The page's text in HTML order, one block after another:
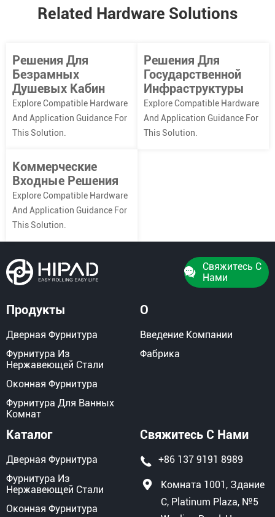
Related Hardware Solutions
Решения Для
Безрамных
Душевых Кабин
Explore Compatible Hardware
And Application Guidance For
This Solution.
Решения Для
Государственной
Инфраструктуры
Explore Compatible Hardware
And Application Guidance For
This Solution.
Коммерческие
Входные Решения
Explore Compatible Hardware
And Application Guidance For
This Solution.
Свяжитесь С
Нами
Продукты
Дверная Фурнитура
Фурнитура Из
Нержавеющей Стали
Оконная Фурнитура
Фурнитура Для Ванных
Комнат
О
Введение Компании
Фабрика
Каталог
Дверная Фурнитура
Фурнитура Из
Нержавеющей Стали
Оконная Фурнитура
Свяжитесь С Нами
+86 137 9191 8989
Комната 1001, Здание
C, Platinum Plaza, №5